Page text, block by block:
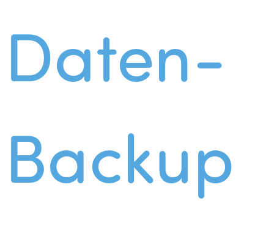
Daten-
Backup